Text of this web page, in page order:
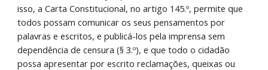
isso, a Carta Constitucional, no artigo 145.º, permite que
todos possam comunicar os seus pensamentos por
palavras e escritos, e publicá-los pela imprensa sem
dependência de censura (§ 3.º), e que todo o cidadão
possa apresentar por escrito reclamações, queixas ou